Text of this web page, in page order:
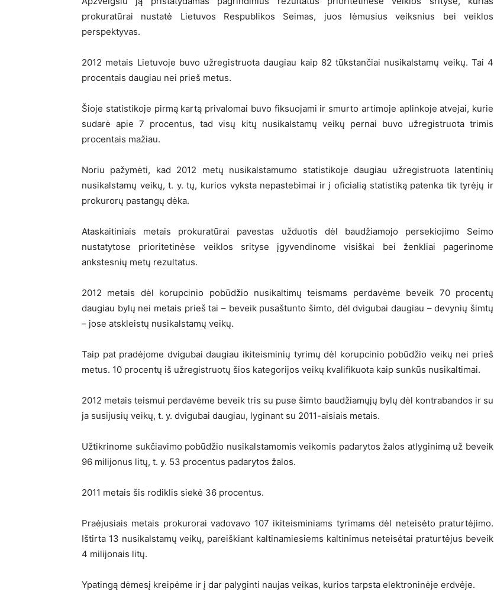
prokuratūrai nustatė Lietuvos Respublikos Seimas, juos lėmusius veiksnius bei veiklos
perspektyvas.
2012 metais Lietuvoje buvo užregistruota daugiau kaip 82 tūkstančiai nusikalstamų veikų. Tai 4
procentais daugiau nei prieš metus.
Šioje statistikoje pirmą kartą privalomai buvo fiksuojami ir smurto artimoje aplinkoje atvejai, kurie
sudarė apie 7 procentus, tad visų kitų nusikalstamų veikų pernai buvo užregistruota trimis
procentais mažiau.
Noriu pažymėti, kad 2012 metų nusikalstamumo statistikoje daugiau užregistruota latentinių
nusikalstamų veikų, t. y. tų, kurios vyksta nepastebimai ir į oficialią statistiką patenka tik tyrėjų ir
prokurorų pastangų dėka.
Ataskaitiniais metais prokuratūrai pavestas užduotis dėl baudžiamojo persekiojimo Seimo
nustatytose prioritetinėse veiklos srityse įgyvendinome visiškai bei ženkliai pagerinome
ankstesnių metų rezultatus.
2012 metais dėl korupcinio pobūdžio nusikaltimų teismams perdavėme beveik 70 procentų
daugiau bylų nei metais prieš tai – beveik pusaštunto šimto, dėl dvigubai daugiau – devynių šimtų
– jose atskleistų nusikalstamų veikų.
Taip pat pradėjome dvigubai daugiau ikiteisminių tyrimų dėl korupcinio pobūdžio veikų nei prieš
metus. 10 procentų iš užregistruotų šios kategorijos veikų kvalifikuota kaip sunkūs nusikaltimai.
2012 metais teismui perdavėme beveik tris su puse šimto baudžiamųjų bylų dėl kontrabandos ir su
ja susijusių veikų, t. y. dvigubai daugiau, lyginant su 2011-aisiais metais.
Užtikrinome sukčiavimo pobūdžio nusikalstamomis veikomis padarytos žalos atlyginimą už beveik
96 milijonus litų, t. y. 53 procentus padarytos žalos.
2011 metais šis rodiklis siekė 36 procentus.
Praėjusiais metais prokurorai vadovavo 107 ikiteisminiams tyrimams dėl neteisėto praturtėjimo.
Ištirta 13 nusikalstamų veikų, pareiškiant kaltinamiesiems kaltinimus neteisėtai praturtėjus beveik
4 milijonais litų.
Ypatingą dėmesį kreipėme ir į dar palyginti naujas veikas, kurios tarpsta elektroninėje erdvėje.